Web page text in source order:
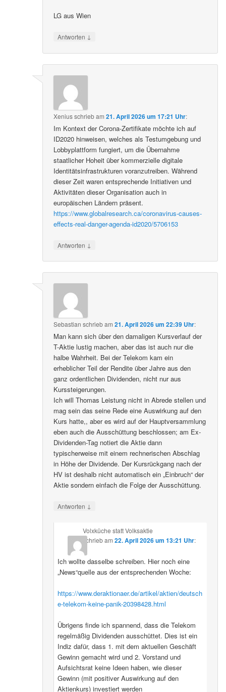
LG aus Wien
Antworten ↓
Xeniusschriebam21. April 2026 um 17:21 Uhr:
Im Kontext der Corona-Zertifikate möchte ich auf
ID2020 hinweisen, welches als Testumgebung und
Lobbyplattform fungiert, um die Übernahme
staatlicher Hoheit über kommerzielle digitale
Identitätsinfrastrukturen voranzutreiben. Während
dieser Zeit waren entsprechende Initiativen und
Aktivitäten dieser Organisation auch in
europäischen Ländern präsent.
https://www.globalresearch.ca/coronavirus-causes-
effects-real-danger-agenda-id2020/5706153
Antworten ↓
Sebastian schriebam21. April 2026 um 22:39 Uhr:
Man kann sich über den damaligen Kursverlauf der
T-Aktie lustig machen, aber das ist auch nur die
halbe Wahrheit. Bei der Telekom kam ein
erheblicher Teil der Rendite über Jahre aus den
ganz ordentlichen Dividenden, nicht nur aus
Kurssteigerungen.
Ich will Thomas Leistung nicht in Abrede stellen und
mag sein das seine Rede eine Auswirkung auf den
Kurs hatte,, aber es wird auf der Hauptversammlung
eben auch die Ausschüttung beschlossen; am Ex-
Dividenden-Tag notiert die Aktie dann
typischerweise mit einem rechnerischen Abschlag
in Höhe der Dividende. Der Kursrückgang nach der
HV ist deshalb nicht automatisch ein „Einbruch“ der
Aktie sondern einfach die Folge der Ausschüttung.
Antworten ↓
Volxküche statt Volksaktie
schriebam 22. April 2026 um 13:21 Uhr:
Ich wollte dasselbe schreiben. Hier noch eine
„News“quelle aus der entsprechenden Woche:
https://www.deraktionaer.de/artikel/aktien/deutsch
e-telekom-keine-panik-20398428.html
Übrigens finde ich spannend, dass die Telekom
regelmäßig Dividenden ausschüttet. Dies ist ein
Indiz dafür, dass 1. mit dem aktuellen Geschäft
Gewinn gemacht wird und 2. Vorstand und
Aufsichtsrat keine Ideen haben, wie dieser
Gewinn (mit positiver Auswirkung auf den
Aktienkurs) investiert werden